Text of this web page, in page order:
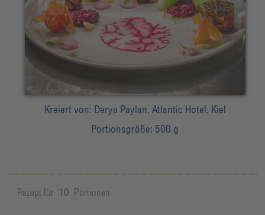
Kreiert von: Derya Paylan, Atlantic Hotel, Kiel
Portionsgröße: 500 g
Rezept für 10 Portionen